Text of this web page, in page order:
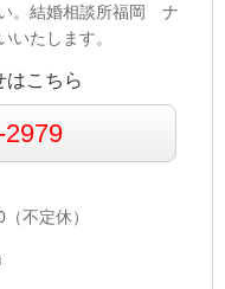
。結婚相談所福岡 ナ
いたします。
はこちら
不定休）